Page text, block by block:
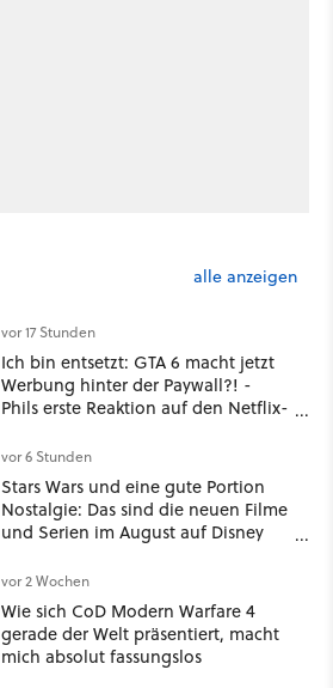
alle anzeigen
vor 17 Stunden
Ich bin entsetzt: GTA 6 macht jetzt
Werbung hinter der Paywall?! -
Phils erste Reaktion auf den Netflix-
vor 6 Stunden
Stars Wars und eine gute Portion
Nostalgie: Das sind die neuen Filme
und Serien im August auf Disney
vor 2 Wochen
Wie sich CoD Modern Warfare 4
gerade der Welt präsentiert, macht
mich absolut fassungslos